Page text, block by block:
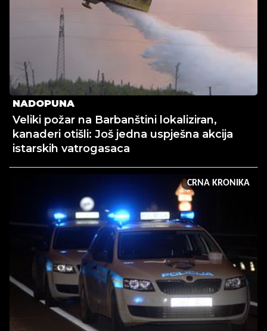
NADOPUNA
Veliki požar na Barbanštini lokaliziran,
kanaderi otišli: Još jedna uspješna akcija
istarskih vatrogasaca
CRNA KRONIKA